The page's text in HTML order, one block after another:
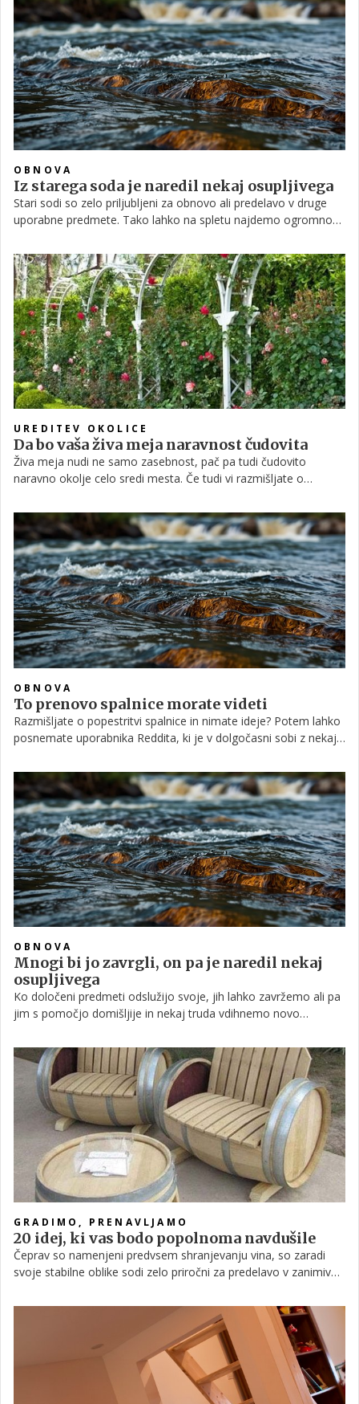
OBNOVA
Iz starega soda je naredil nekaj osupljivega
Stari sodi so zelo priljubljeni za obnovo ali predelavo v druge
uporabne predmete. Tako lahko na spletu najdemo ogromno
pa vam predstavljamo v nadaljevanju.
UREDITEV OKOLICE
Da bo vaša živa meja naravnost čudovita
Živa meja nudi ne samo zasebnost, pač pa tudi čudovito
naravno okolje celo sredi mesta. Če tudi vi razmišljate o
zagotovo prišli prav.
OBNOVA
To prenovo spalnice morate videti
Razmišljate o popestritvi spalnice in nimate ideje? Potem lahko
posnemate uporabnika Reddita, ki je v dolgočasni sobi z nekaj
OBNOVA
Mnogi bi jo zavrgli, on pa je naredil nekaj
osupljivega
Ko določeni predmeti odslužijo svoje, jih lahko zavržemo ali pa
jim s pomočjo domišljije in nekaj truda vdihnemo novo
prikolice naredil nekaj, kar bi si zagotovo želel marsikdo izmed
vas, sploh v poletnih dneh.
GRADIMO, PRENAVLJAMO
20 idej, ki vas bodo popolnoma navdušile
Čeprav so namenjeni predvsem shranjevanju vina, so zaradi
svoje stabilne oblike sodi zelo priročni za predelavo v zanimive